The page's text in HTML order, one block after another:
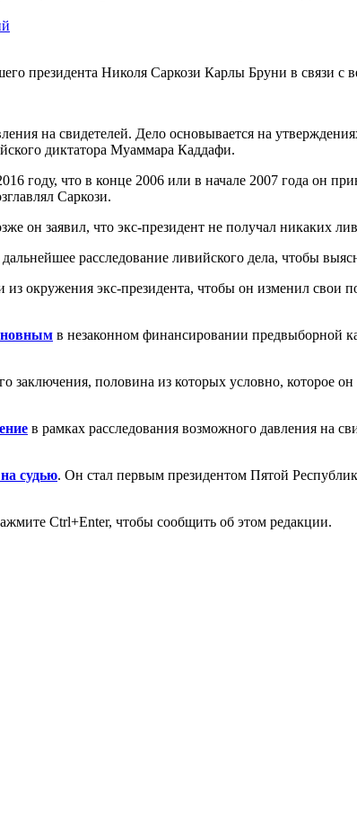
президента Николя Саркози Карлы Бруни в связи
на свидетелей. Дело основывается на
диктатора Муаммара Каддафи.
году, что в конце 2006 или в начале 2007 года он
Саркози.
он заявил, что экс-президент не получал никаких
расследование ливийского дела, чтобы
из окружения экс-президента, чтобы он изменил
в незаконном финансировании предвыборной
заключения, половина из которых условно, которое
в рамках расследования возможного давления на
судью. Он стал первым президентом Пятой
Ctrl+Enter, чтобы сообщить об этом редакции.